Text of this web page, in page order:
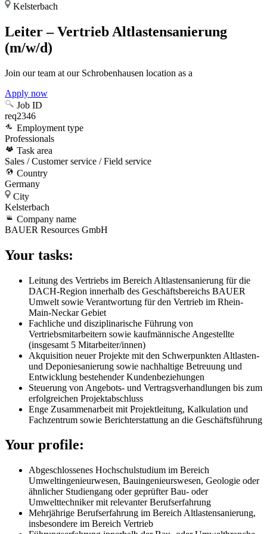
Kelsterbach
Leiter – Vertrieb Altlastensanierung
(m/w/d)
Join our team at our Schrobenhausen location as a
Apply now
Job ID
req2346
Employment type
Professionals
Task area
Sales / Customer service / Field service
Country
Germany
City
Kelsterbach
Company name
BAUER Resources GmbH
Your tasks:
Leitung des Vertriebs im Bereich Altlastensanierung für die
DACH-Region innerhalb des Geschäftsbereichs BAUER
Umwelt sowie Verantwortung für den Vertrieb im Rhein-
Main-Neckar Gebiet
Fachliche und disziplinarische Führung von
Vertriebsmitarbeitern sowie kaufmännische Angestellte
(insgesamt 5 Mitarbeiter/innen)
Akquisition neuer Projekte mit den Schwerpunkten Altlasten-
und Deponiesanierung sowie nachhaltige Betreuung und
Entwicklung bestehender Kundenbeziehungen
Steuerung von Angebots- und Vertragsverhandlungen bis zum
erfolgreichen Projektabschluss
Enge Zusammenarbeit mit Projektleitung, Kalkulation und
Fachzentrum sowie Berichterstattung an die Geschäftsführung
Your profile:
Abgeschlossenes Hochschulstudium im Bereich
Umweltingenieurwesen, Bauingenieurswesen, Geologie oder
ähnlicher Studiengang oder geprüfter Bau- oder
Umwelttechniker mit relevanter Berufserfahrung
Mehrjährige Berufserfahrung im Bereich Altlastensanierung,
insbesondere im Bereich Vertrieb